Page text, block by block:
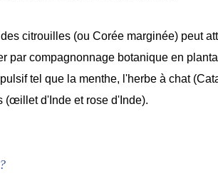
citrouilles (ou Corée marginée) peut
par compagnonnage botanique en
tel que la menthe, l'herbe à chat
(œillet d'Inde et rose d'Inde).